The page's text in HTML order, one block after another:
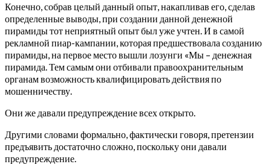
Конечно, собрав целый данный опыт, накапливав его, сделав
определенные выводы, при создании данной денежной
пирамиды тот неприятный опыт был уже учтен. И в самой
рекламной пиар-кампании, которая предшествовала созданию
пирамиды, на первое место вышли лозунги «Мы – денежная
пирамида. Тем самым они отбивали правоохранительным
органам возможность квалифицировать действия по
мошенничеству.
Они же давали предупреждение всех открыто.
Другими словами формально, фактически говоря, претензии
предъявить достаточно сложно, поскольку они давали
предупреждение.